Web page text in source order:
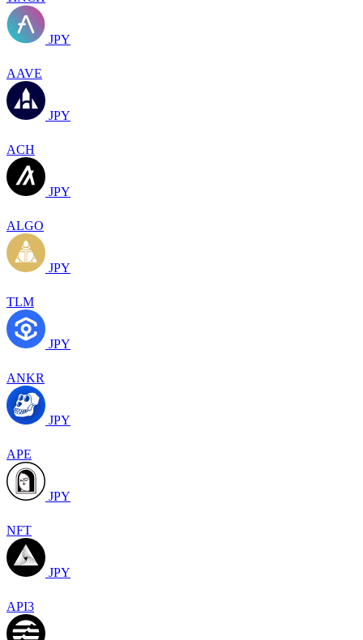
JPY
AAVE
JPY
ACH
JPY
ALGO
JPY
TLM
JPY
ANKR
JPY
APE
JPY
NFT
JPY
API3